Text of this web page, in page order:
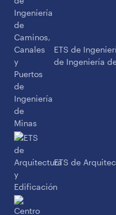
ETS de
de Ingeniería
ETS de